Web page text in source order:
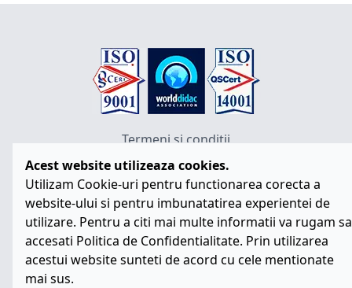
Termeni si conditii
Politica de confidentialitate
Politica cookies
ANPC
SOL
SAL
Vezi Cookies
Acest website utilizeaza cookies.
Utilizam Cookie-uri pentru functionarea corecta a
website-ului si pentru imbunatatirea experientei de
utilizare. Pentru a citi mai multe informatii va rugam sa
accesati Politica de Confidentialitate. Prin utilizarea
acestui website sunteti de acord cu cele mentionate
mai sus.